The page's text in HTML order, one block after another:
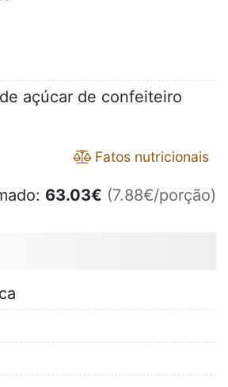
açúcar de confeiteiro
Fatos nutricionais
63.03€ (7.88€/porção)